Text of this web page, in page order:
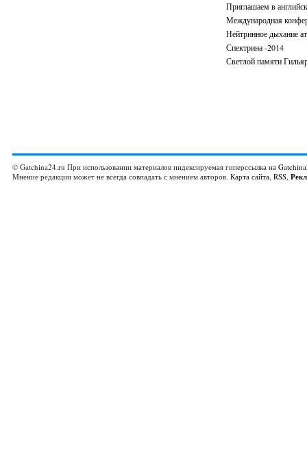
Приглашаем в
Международная
Нейтринное дыхание
Спектрина -2014
Светлой памяти
© Gatchina24.ru При использовании материалов индексируемая гиперссылка на
Мнение редакции может не всегда совпадать с мнением авторов. Карта сайта, RSS,